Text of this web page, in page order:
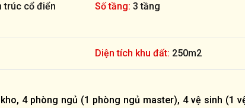
trúc cổ điển
Số tầng: 3 tầng
Diện tích khu đất: 250m2
4 phòng ngủ (1 phòng ngủ master), 4 vệ sinh (1